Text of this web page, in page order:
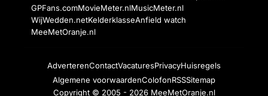
GPFans.comMovieMeter.nlMusicMeter.nl
WijWedden.netKelderklasseAnfield watch
MeeMetOranje.nl
AdverterenContactVacaturesPrivacyHuisregels
Algemene voorwaardenColofonRSSSitemap
Copyright © 2005 - 2026 MeeMetOranje.nl